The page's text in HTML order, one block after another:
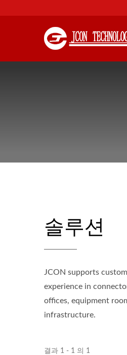
솔루션
JCON supports
experience in
offices, equipment
infrastructure.
결과 1 - 1 의 1